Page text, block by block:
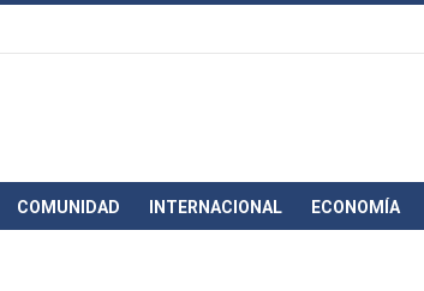
COMUNIDAD INTERNACIONAL ECONOMÍA